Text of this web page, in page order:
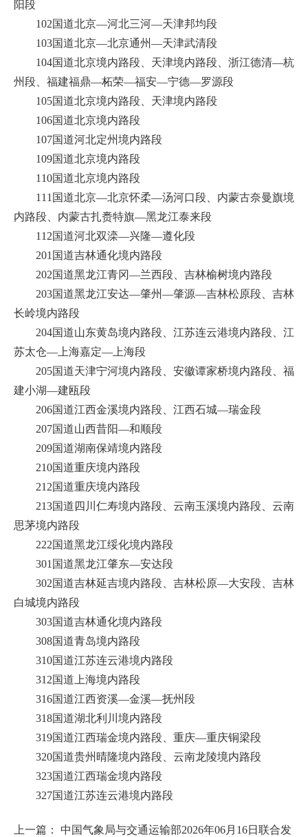
阳段
102国道北京—河北三河—天津邦均段
103国道北京—北京通州—天津武清段
104国道北京境内路段、天津境内路段、浙江德清—杭
州段、福建福鼎—柘荣—福安—宁德—罗源段
105国道北京境内路段、天津境内路段
106国道北京境内路段
107国道河北定州境内路段
109国道北京境内路段
110国道北京境内路段
111国道北京—北京怀柔—汤河口段、内蒙古奈曼旗境
内路段、内蒙古扎赉特旗—黑龙江泰来段
112国道河北双滦—兴隆—遵化段
201国道吉林通化境内路段
202国道黑龙江青冈—兰西段、吉林榆树境内路段
203国道黑龙江安达—肇州—肇源—吉林松原段、吉林
长岭境内路段
204国道山东黄岛境内路段、江苏连云港境内路段、江
苏太仓—上海嘉定—上海段
205国道天津宁河境内路段、安徽谭家桥境内路段、福
建小湖—建瓯段
206国道江西金溪境内路段、江西石城—瑞金段
207国道山西昔阳—和顺段
209国道湖南保靖境内路段
210国道重庆境内路段
212国道重庆境内路段
213国道四川仁寿境内路段、云南玉溪境内路段、云南
思茅境内路段
222国道黑龙江绥化境内路段
301国道黑龙江肇东—安达段
302国道吉林延吉境内路段、吉林松原—大安段、吉林
白城境内路段
303国道吉林通化境内路段
308国道青岛境内路段
310国道江苏连云港境内路段
312国道上海境内路段
316国道江西资溪—金溪—抚州段
318国道湖北利川境内路段
319国道江西瑞金境内路段、重庆—重庆铜梁段
320国道贵州晴隆境内路段、云南龙陵境内路段
323国道江西瑞金境内路段
327国道江苏连云港境内路段
上一篇： 中国气象局与交通运输部2026年06月16日联合发